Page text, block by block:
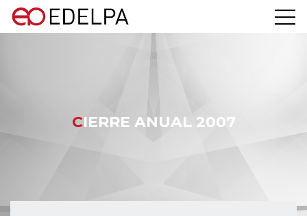
CIERRE ANUAL 2007